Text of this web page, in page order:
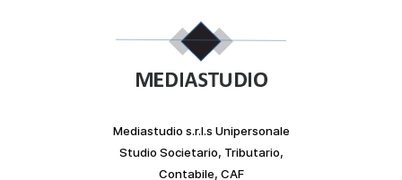
Mediastudio s.r.l.s Unipersonale
Studio Societario, Tributario,
Contabile, CAF